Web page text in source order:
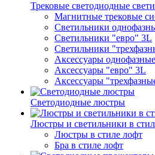
Трековые светодиодные
Магнитные трековые
Светильники
Светильники "евро" 3L
Светильники
Аксессуары
Аксессуары "евро" 3L
Аксессуары
Светодиодные люстры
Люстры и светильники в
Люстры в стиле лофт
Бра в стиле лофт